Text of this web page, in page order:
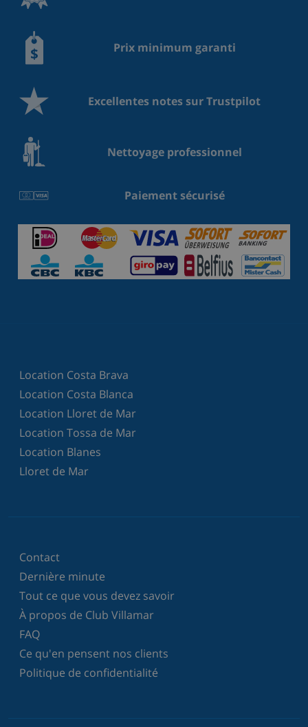
Prix minimum garanti
Excellentes notes sur Trustpilot
Nettoyage professionnel
Paiement sécurisé
Location Costa Brava
Location Costa Blanca
Location Lloret de Mar
Location Tossa de Mar
Location Blanes
Lloret de Mar
Contact
Dernière minute
Tout ce que vous devez savoir
À propos de Club Villamar
FAQ
Ce qu'en pensent nos clients
Politique de confidentialité